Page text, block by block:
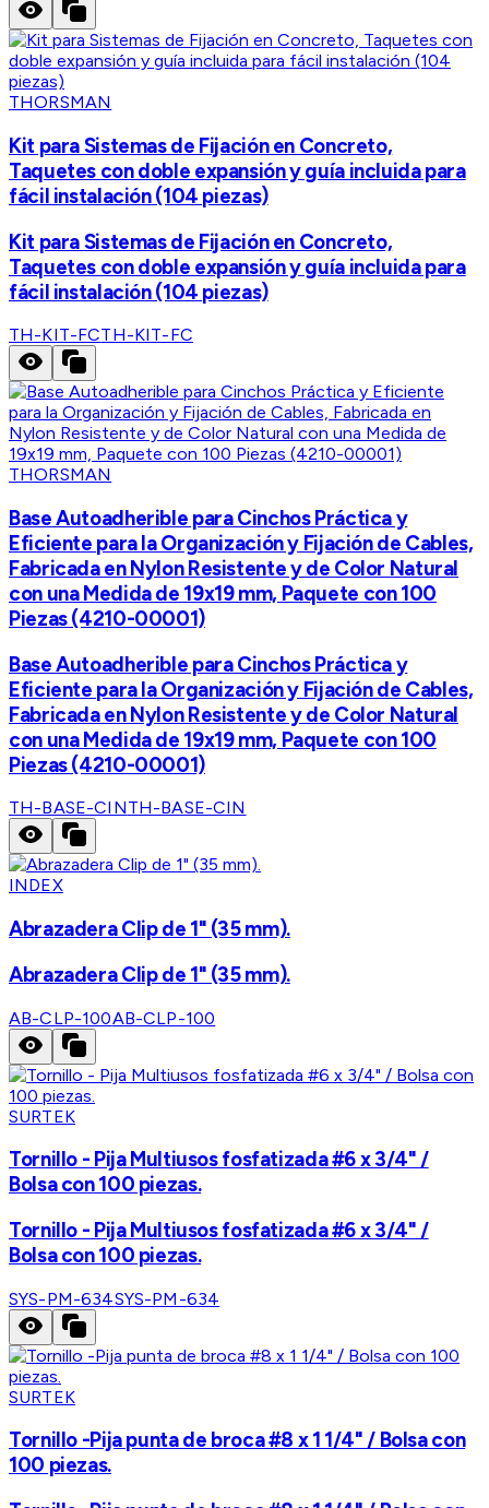
THORSMAN
Kit para Sistemas de Fijación en Concreto,
Taquetes con doble expansión y guía incluida para
fácil instalación (104 piezas)
Kit para Sistemas de Fijación en Concreto,
Taquetes con doble expansión y guía incluida para
fácil instalación (104 piezas)
TH-KIT-FCTH-KIT-FC
THORSMAN
Base Autoadherible para Cinchos Práctica y
Eficiente para la Organización y Fijación de Cables,
Fabricada en Nylon Resistente y de Color Natural
con una Medida de 19x19 mm, Paquete con 100
Piezas (4210-00001)
Base Autoadherible para Cinchos Práctica y
Eficiente para la Organización y Fijación de Cables,
Fabricada en Nylon Resistente y de Color Natural
con una Medida de 19x19 mm, Paquete con 100
Piezas (4210-00001)
TH-BASE-CINTH-BASE-CIN
INDEX
Abrazadera Clip de 1" (35 mm).
Abrazadera Clip de 1" (35 mm).
AB-CLP-100AB-CLP-100
SURTEK
Tornillo - Pija Multiusos fosfatizada #6 x 3/4" /
Bolsa con 100 piezas.
Tornillo - Pija Multiusos fosfatizada #6 x 3/4" /
Bolsa con 100 piezas.
SYS-PM-634SYS-PM-634
SURTEK
Tornillo -Pija punta de broca #8 x 1 1/4" / Bolsa con
100 piezas.